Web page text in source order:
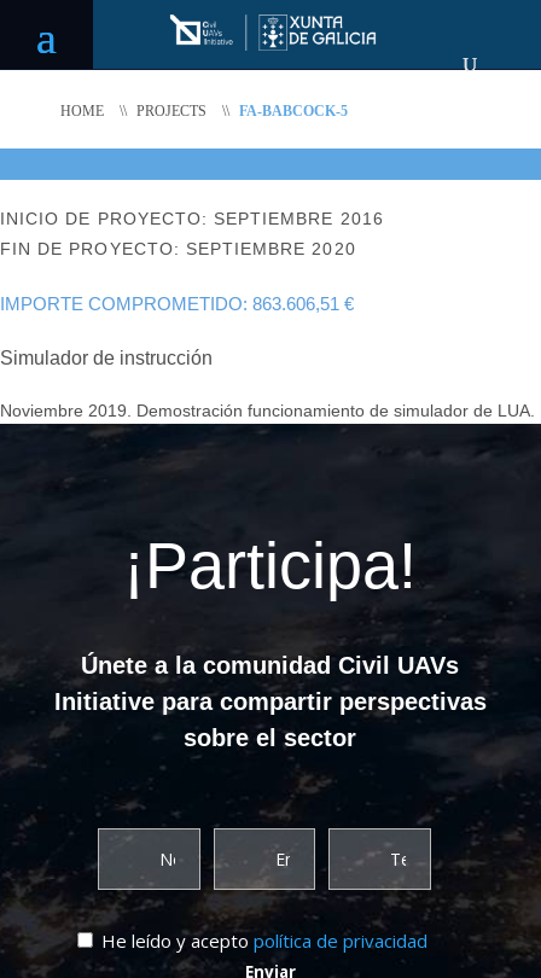
HOME \\ PROJECTS \\ FA-BABCOCK-5
INICIO DE PROYECTO: SEPTIEMBRE 2016
FIN DE PROYECTO: SEPTIEMBRE 2020
IMPORTE COMPROMETIDO: 863.606,51 €
Simulador de instrucción
Noviembre 2019. Demostración funcionamiento de simulador de LUA.
¡Participa!
Únete a la comunidad Civil UAVs
Initiative para compartir perspectivas
sobre el sector
He leído y acepto política de privacidad